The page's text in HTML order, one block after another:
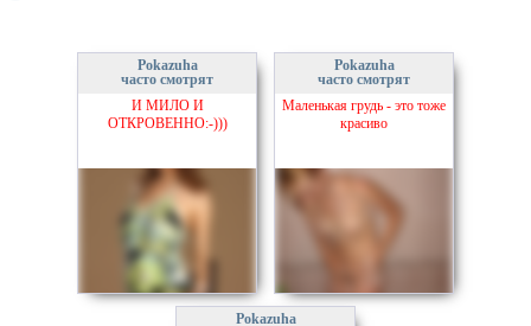
Pokazuha
часто смотрят
И МИЛО И
ОТКРОВЕННО:-)))
Pokazuha
часто смотрят
Маленькая грудь - это тоже
красиво
Pokazuha